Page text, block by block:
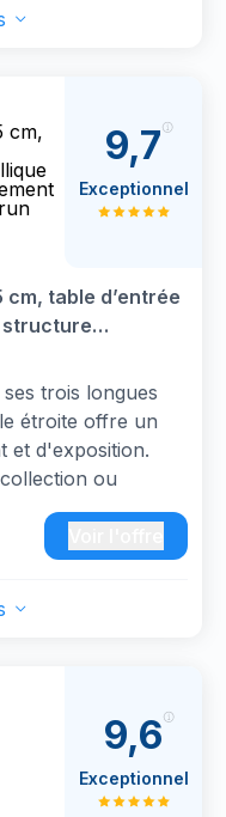
de forêts gérées
du métal : fabriqué
bois durable, du
éléments
espace grâce à
en quelques
incluses et
cm,
table d’entrée
structure
de rangement
trois longues
étroite offre un
et d'exposition.
ou
les jours comme
des vases et
cadres en métal
robuste et
surface brune
grâce à une
Profitez
9,7
Exceptionnel
9,6
Exceptionnel